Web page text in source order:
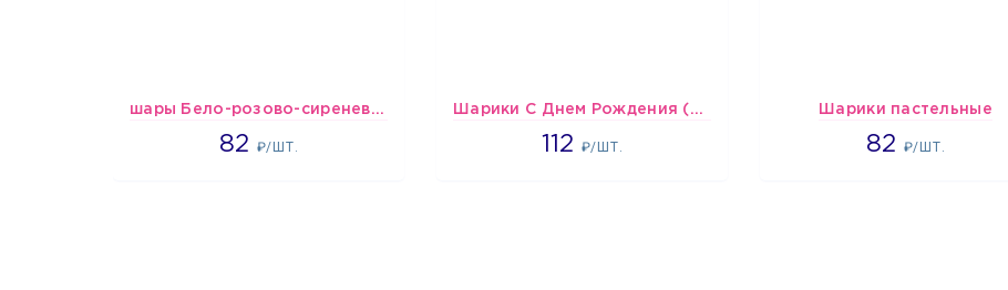
шары Бело-розово-сиреневые пастельные
82 ₽/ШТ.
1637 Шарики С Днем Рождения (мишки и тортики)
112 ₽/ШТ.
1718 Шарики пастельные
82 ₽/ШТ.
2192